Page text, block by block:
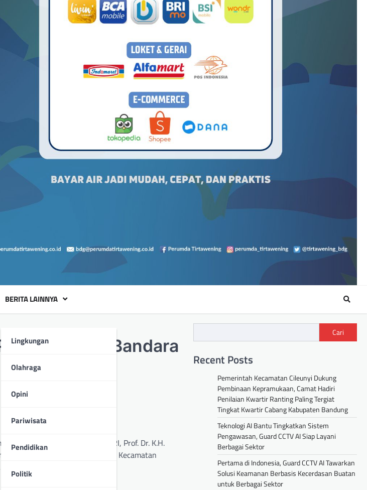
BERITA LAINNYA
Lingkungan
Olahraga
Opini
Pariwisata
Pendidikan
Politik
RI di Bandara
kedatangan Wakil Presiden RI, Prof. Dr. K.H.
Cipanas yang berlokasi di Kecamatan
Cari
Recent Posts
Pemerintah Kecamatan Cileunyi Dukung
Pembinaan Kepramukaan, Camat Hadiri
Penilaian Kwartir Ranting Paling Tergiat
Tingkat Kwartir Cabang Kabupaten Bandung
Teknologi AI Bantu Tingkatkan Sistem
Pengawasan, Guard CCTV AI Siap Layani
Berbagai Sektor
Pertama di Indonesia, Guard CCTV AI Tawarkan
Solusi Keamanan Berbasis Kecerdasan Buatan
untuk Berbagai Sektor